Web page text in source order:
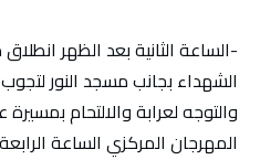
-الساعة الثانية بعد الظهر
الشهداء بجانب مسجد النور لتجوب
والتوجه لعرابة والالتحام
المهرجان المركزي الساعة